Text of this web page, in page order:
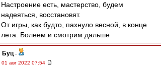
Настроение есть, мастерство, будем
надеяться, восстановят.
От игры, как будто, пахнуло весной, в конце
лета. Болеем и смотрим дальше
Буц -
01 авг 2022 07:54